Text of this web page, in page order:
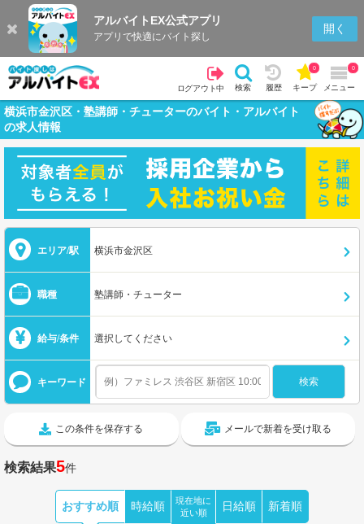
アルバイトEX公式アプリ
アプリで快適にバイト探し
開く
ログアウト中 検索 履歴 キープ
0
メニュー
0
横浜市金沢区・塾講師・チューターのバイト・アルバイト
の求人情報
エリア/駅 横浜市金沢区
職種 塾講師・チューター
給与/条件 選択してください
キーワード
この条件を保存する メールで新着を受け取る
検索結果5件
おすすめ順 時給順
現在地に
近い順
日給順 新着順